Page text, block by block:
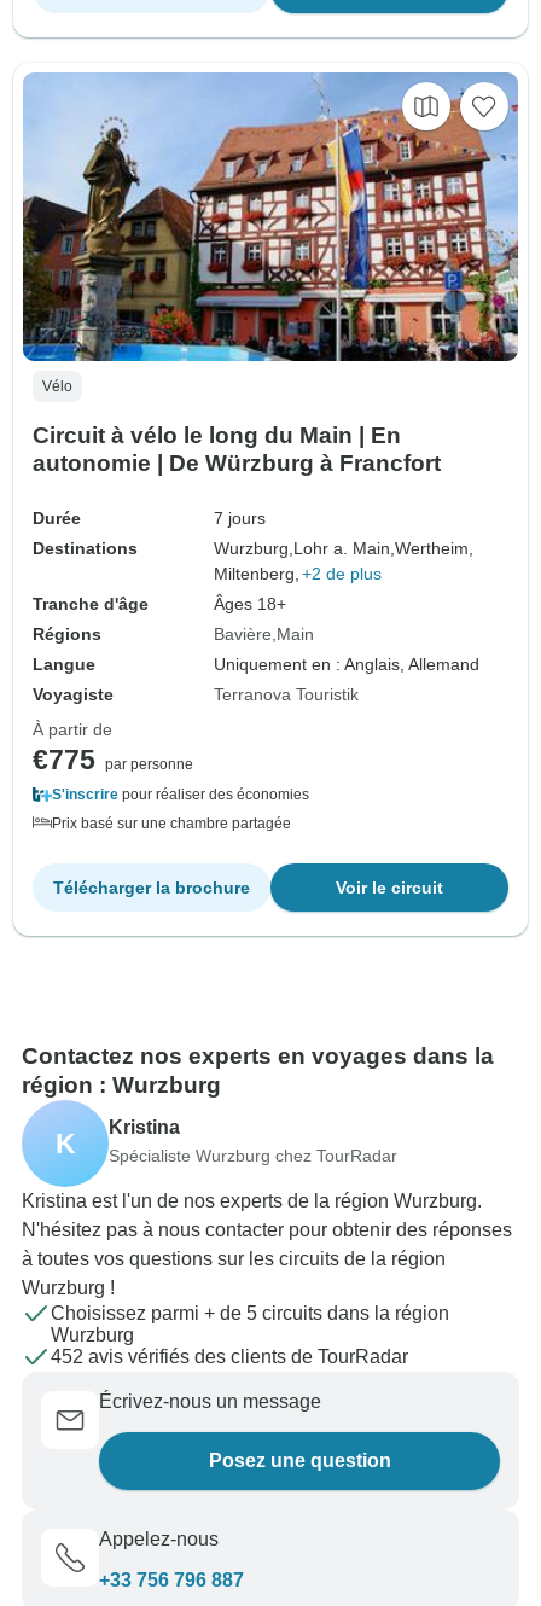
Vélo
Circuit à vélo le long du Main | En
autonomie | De Würzburg à Francfort
Durée
7 jours
Destinations
Wurzburg, Lohr a. Main,Wertheim,
Miltenberg, +2 de plus
Tranche d'âge
Âges 18+
Régions
Bavière Main
Langue
Uniquement en : Anglais, Allemand
Voyagiste
Terranova Touristik
À partir de
€775 par personne
S'inscrire pour réaliser des économies
Prix basé sur une chambre partagée
Voir le circuit
Télécharger la brochure
Contactez nos experts en voyages dans la
région : Wurzburg
K Kristina
Spécialiste Wurzburg chez TourRadar
Kristina est l'un de nos experts de la région Wurzburg.
N'hésitez pas à nous contacter pour obtenir des réponses
à toutes vos questions sur les circuits de la région
Wurzburg !
Choisissez parmi + de 5 circuits dans la région
Wurzburg
452 avis vérifiés des clients de TourRadar
Écrivez-nous un message
Posez une question
Appelez-nous
+33 756 796 887